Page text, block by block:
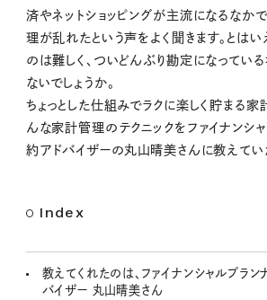
済やネットショッピングが主流になるなか
理が乱れたという声をよく聞きます。とは
のは難しく、ついどんぶり勘定になってい
ないでしょうか。
ちょっとした仕組みでラクに楽しく貯まる家
んな家計管理のテクニックをファイナンシ
約アドバイザーの丸山晴美さんに教えてい
Index
教えてくれたのは、ファイナンシャルプラン
バイザー 丸山晴美さん